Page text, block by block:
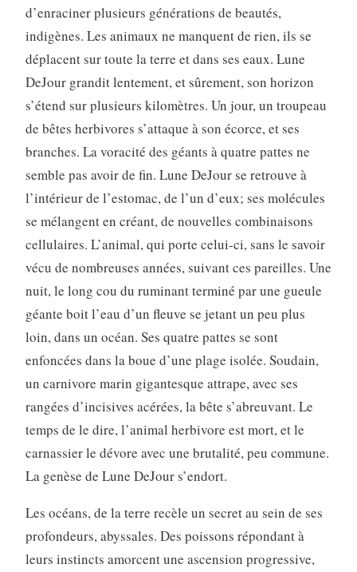
d’enraciner plusieurs générations de beautés,
indigènes. Les animaux ne manquent de rien, ils se
déplacent sur toute la terre et dans ses eaux. Lune
DeJour grandit lentement, et sûrement, son horizon
s’étend sur plusieurs kilomètres. Un jour, un troupeau
de bêtes herbivores s’attaque à son écorce, et ses
branches. La voracité des géants à quatre pattes ne
semble pas avoir de fin. Lune DeJour se retrouve à
l’intérieur de l’estomac, de l’un d’eux; ses molécules
se mélangent en créant, de nouvelles combinaisons
cellulaires. L’animal, qui porte celui-ci, sans le savoir
vécu de nombreuses années, suivant ces pareilles. Une
nuit, le long cou du ruminant terminé par une gueule
géante boit l’eau d’un fleuve se jetant un peu plus
loin, dans un océan. Ses quatre pattes se sont
enfoncées dans la boue d’une plage isolée. Soudain,
un carnivore marin gigantesque attrape, avec ses
rangées d’incisives acérées, la bête s’abreuvant. Le
temps de le dire, l’animal herbivore est mort, et le
carnassier le dévore avec une brutalité, peu commune.
La genèse de Lune DeJour s’endort.
Les océans, de la terre recèle un secret au sein de ses
profondeurs, abyssales. Des poissons répondant à
leurs instincts amorcent une ascension progressive,